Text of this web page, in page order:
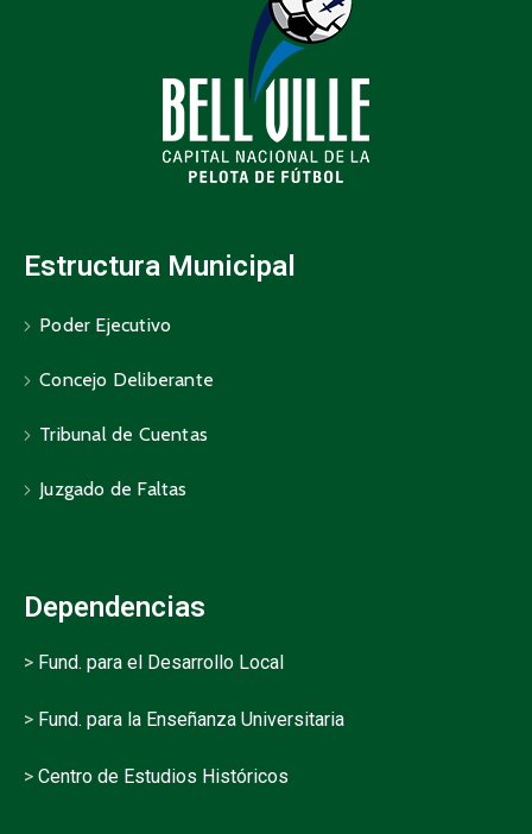
Estructura Municipal
Poder Ejecutivo
Concejo Deliberante
Tribunal de Cuentas
Juzgado de Faltas
Dependencias
> Fund. para el Desarrollo Local
> Fund. para la Enseñanza Universitaria
> Centro de Estudios Históricos